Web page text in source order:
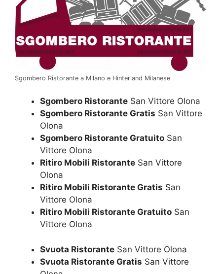
Sgombero Ristorante a Milano e Hinterland Milanese
Sgombero Ristorante San Vittore Olona
Sgombero Ristorante Gratis San Vittore
Olona
Sgombero Ristorante Gratuito San
Vittore Olona
Ritiro Mobili Ristorante San Vittore
Olona
Ritiro Mobili Ristorante Gratis San
Vittore Olona
Ritiro Mobili Ristorante Gratuito San
Vittore Olona
Svuota Ristorante San Vittore Olona
Svuota Ristorante Gratis San Vittore